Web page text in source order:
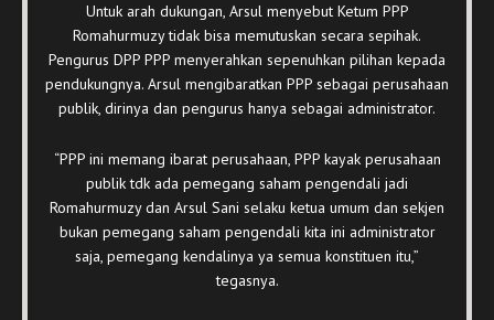
Untuk arah dukungan, Arsul menyebut Ketum PPP
Romahurmuzy tidak bisa memutuskan secara sepihak.
Pengurus DPP PPP menyerahkan sepenuhkan pilihan kepada
pendukungnya. Arsul mengibaratkan PPP sebagai perusahaan
publik, dirinya dan pengurus hanya sebagai administrator.
“PPP ini memang ibarat perusahaan, PPP kayak perusahaan
publik tdk ada pemegang saham pengendali jadi
Romahurmuzy dan Arsul Sani selaku ketua umum dan sekjen
bukan pemegang saham pengendali kita ini administrator
saja, pemegang kendalinya ya semua konstituen itu,”
tegasnya.